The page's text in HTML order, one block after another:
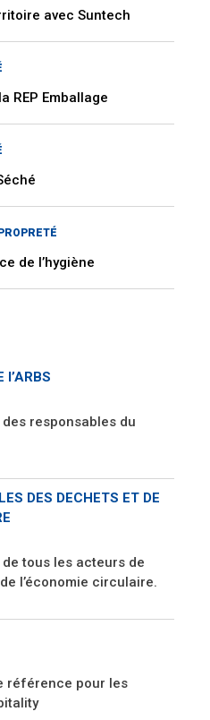
avec Suntech
REP Emballage
de l’hygiène
l’ARBS
responsables du
DES DECHETS ET DE
tous les acteurs de
l’économie circulaire.
référence pour les